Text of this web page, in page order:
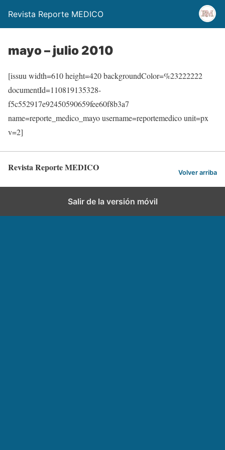
Revista Reporte MEDICO
mayo – julio 2010
[issuu width=610 height=420 backgroundColor=%23222222
documentId=110819135328-
f5c552917e92450590659fee60f8b3a7
name=reporte_medico_mayo username=reportemedico unit=px
v=2]
Revista Reporte MEDICO Volver arriba
Salir de la versión móvil